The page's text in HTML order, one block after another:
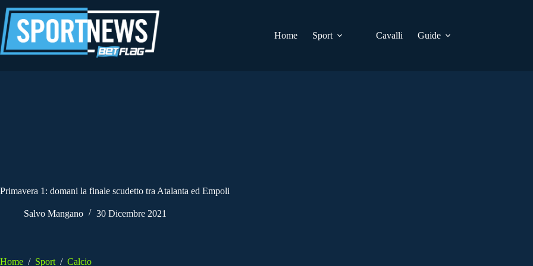
al
contenuto
Home
Sport Cavalli Guide
Primavera 1: domani la finale scudetto tra Atalanta ed Empoli
Salvo Mangano 30 Dicembre 2021
Home / Sport / Calcio